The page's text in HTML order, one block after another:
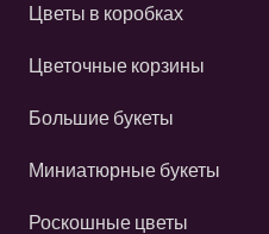
Цветы в коробках
Цветочные корзины
Большие букеты
Миниатюрные букеты
Роскошные цветы